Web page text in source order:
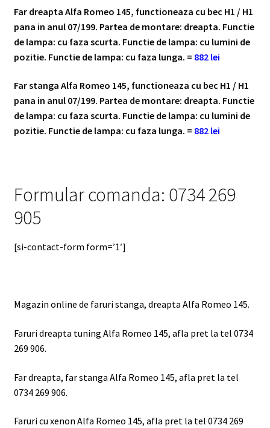
Far dreapta Alfa Romeo 145, functioneaza cu bec H1 / H1
pana in anul 07/199. Partea de montare: dreapta. Functie
de lampa: cu faza scurta. Functie de lampa: cu lumini de
pozitie. Functie de lampa: cu faza lunga. = 882 lei
Far stanga Alfa Romeo 145, functioneaza cu bec H1 / H1
pana in anul 07/199. Partea de montare: dreapta. Functie
de lampa: cu faza scurta. Functie de lampa: cu lumini de
pozitie. Functie de lampa: cu faza lunga. = 882 lei
Formular comanda: 0734 269
905
[si-contact-form form=’1′]
Magazin online de faruri stanga, dreapta Alfa Romeo 145.
Faruri dreapta tuning Alfa Romeo 145, afla pret la tel 0734
269 906.
Far dreapta, far stanga Alfa Romeo 145, afla pret la tel
0734 269 906.
Faruri cu xenon Alfa Romeo 145, afla pret la tel 0734 269